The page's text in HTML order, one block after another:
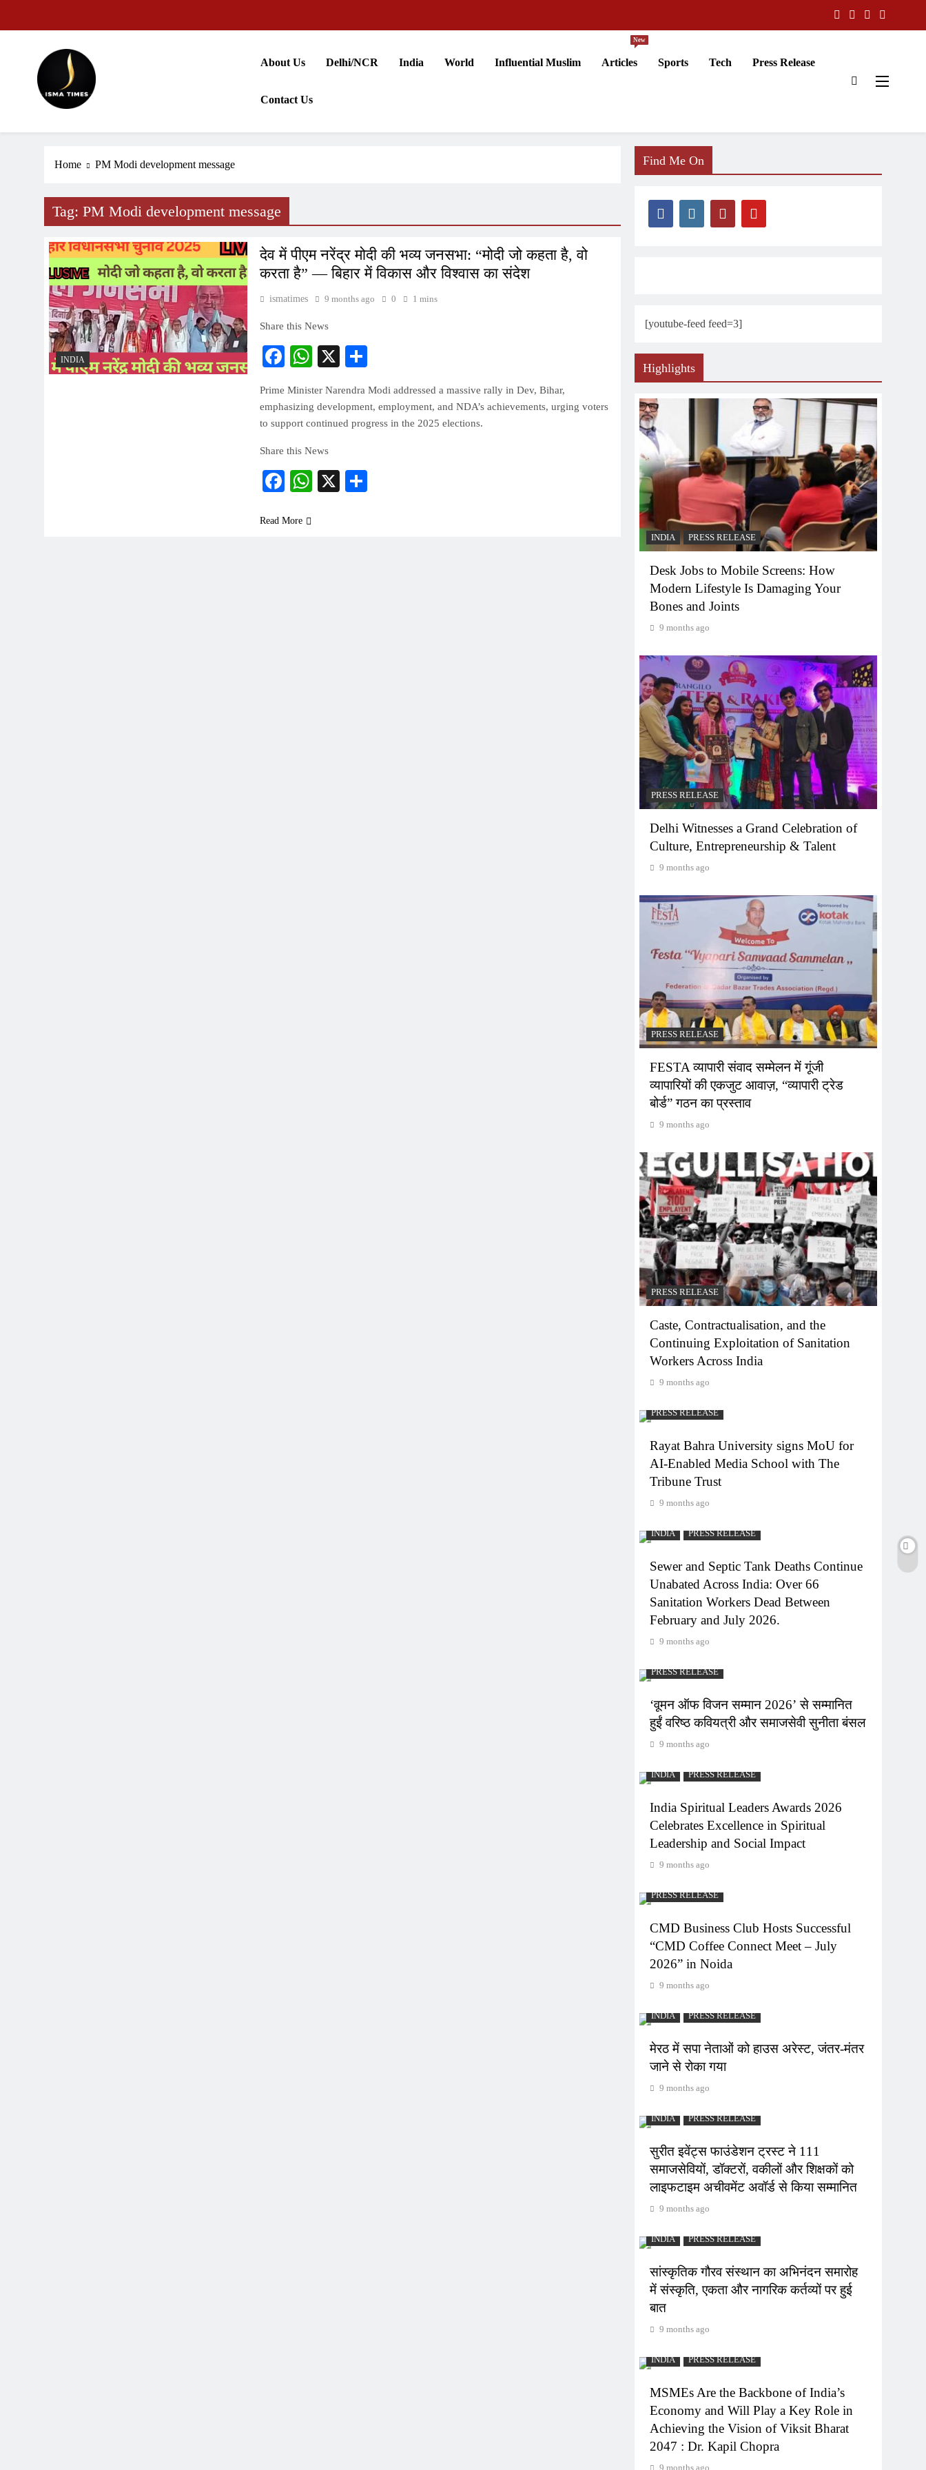
ISMA TIMES NEWS
About Us Delhi/NCR India World Influential Muslim Articles
New
Sports Tech Press Release
Contact Us
Home PM Modi development message
Tag: PM Modi development message
INDIA
देव में पीएम नरेंद्र मोदी की भव्य जनसभा: “मोदी जो कहता है, वो
करता है” — बिहार में विकास और विश्वास का संदेश
ismatimes 9 months ago 0 1 mins
Share this News
Facebook
WhatsApp
X
Prime Minister Narendra Modi addressed a massive rally in Dev, Bihar,
emphasizing development, employment, and NDA’s achievements, urging voters
to support continued progress in the 2025 elections.
Share this News
Facebook
WhatsApp
X
Read More
Find Me On
[youtube-feed feed=3]
Highlights
INDIA PRESS RELEASE
Desk Jobs to Mobile Screens: How
Modern Lifestyle Is Damaging Your
Bones and Joints
9 months ago
PRESS RELEASE
Delhi Witnesses a Grand Celebration of
Culture, Entrepreneurship & Talent
9 months ago
PRESS RELEASE
FESTA व्यापारी संवाद सम्मेलन में गूंजी
व्यापारियों की एकजुट आवाज़, “व्यापारी ट्रेड
बोर्ड” गठन का प्रस्ताव
9 months ago
PRESS RELEASE
Caste, Contractualisation, and the
Continuing Exploitation of Sanitation
Workers Across India
9 months ago
PRESS RELEASE
Rayat Bahra University signs MoU for
AI-Enabled Media School with The
Tribune Trust
9 months ago
INDIA PRESS RELEASE
Sewer and Septic Tank Deaths Continue
Unabated Across India: Over 66
Sanitation Workers Dead Between
February and July 2026.
9 months ago
PRESS RELEASE
‘वूमन ऑफ विजन सम्मान 2026’ से सम्मानित
हुईं वरिष्ठ कवियत्री और समाजसेवी सुनीता बंसल
9 months ago
INDIA PRESS RELEASE
India Spiritual Leaders Awards 2026
Celebrates Excellence in Spiritual
Leadership and Social Impact
9 months ago
PRESS RELEASE
CMD Business Club Hosts Successful
“CMD Coffee Connect Meet – July
2026” in Noida
9 months ago
INDIA PRESS RELEASE
मेरठ में सपा नेताओं को हाउस अरेस्ट, जंतर-मंतर
जाने से रोका गया
9 months ago
INDIA PRESS RELEASE
सुरीत इवेंट्स फाउंडेशन ट्रस्ट ने 111
समाजसेवियों, डॉक्टरों, वकीलों और शिक्षकों को
लाइफटाइम अचीवमेंट अवॉर्ड से किया सम्मानित
9 months ago
INDIA PRESS RELEASE
सांस्कृतिक गौरव संस्थान का अभिनंदन समारोह
में संस्कृति, एकता और नागरिक कर्तव्यों पर हुई
बात
9 months ago
INDIA PRESS RELEASE
MSMEs Are the Backbone of India’s
Economy and Will Play a Key Role in
Achieving the Vision of Viksit Bharat
2047 : Dr. Kapil Chopra
9 months ago